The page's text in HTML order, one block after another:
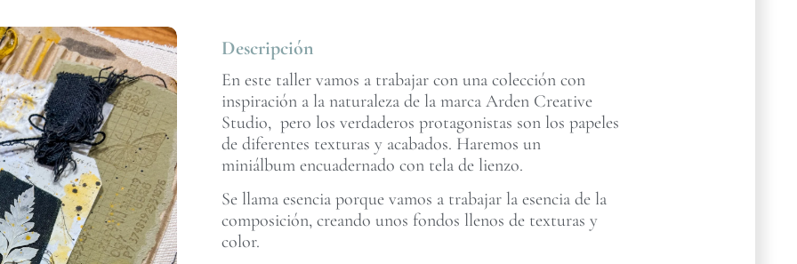
Descripción
En este taller vamos a trabajar con una colección con
inspiración a la naturaleza de la marca Arden Creative
Studio, pero los verdaderos protagonistas son los papeles
de diferentes texturas y acabados. Haremos un
miniálbum encuadernado con tela de lienzo.
Se llama esencia porque vamos a trabajar la esencia de la
composición, creando unos fondos llenos de texturas y
color.